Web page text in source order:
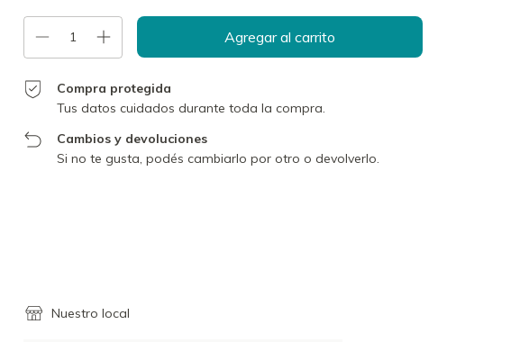
Compra protegida
Tus datos cuidados durante toda la compra.
Cambios y devoluciones
Si no te gusta, podés cambiarlo por otro o devolverlo.
Nuestro local